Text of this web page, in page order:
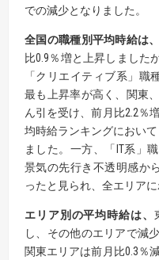
での減少となりました。
全国の職種別平均時給は、
比0.9％増と上昇しました
「クリエイティブ系」職
最も上昇率が高く、関東
ん引を受け、前月比2.2％
均時給ランキングにおい
ました。一方、「IT系」
景気の先行き不透明感か
ったと見られ、全エリア
エリア別の平均時給は、
し、その他のエリアで減
関東エリアは前月比0.3％